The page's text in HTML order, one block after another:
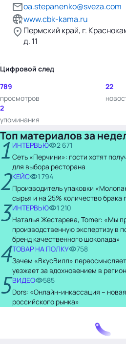
oa.stepanenko@sveza.com
www.cbk-kama.ru
Пермский край, г.
д. 11
Цифровой след
789
просмотров
22
2
упоминания
Топ материалов за
1 ИНТЕРВЬЮ
2 671
Сеть «Перчини»: гости хотят
для выбора ресторана
2КЕЙС
1 794
Производитель упаковки
сырья и на 25% количество
3ИНТЕРВЬЮ
1 210
Наталья Жестарева, Tomer: «Мы
производственную экспертизу в
бренд качественного шоколада»
4ТОВАР НА ПОЛКУ
758
Зачем «ВкусВилл»
уезжает за вдохновением в
5ВИДЕО
585
Dors: «Онлайн-инкассация –
российского рынка»